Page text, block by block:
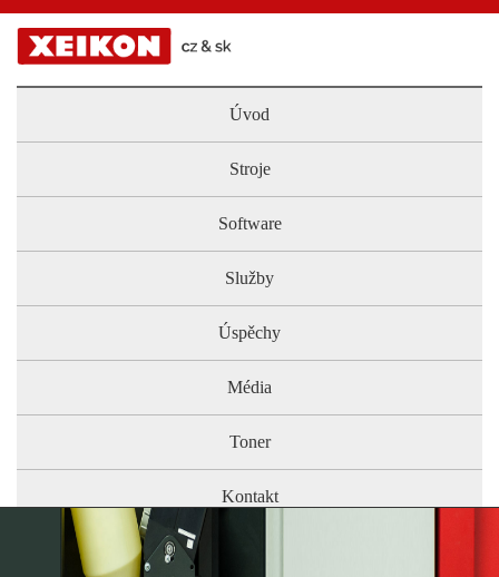
Úvod
Stroje
Software
Služby
Úspěchy
Média
Toner
Kontakt